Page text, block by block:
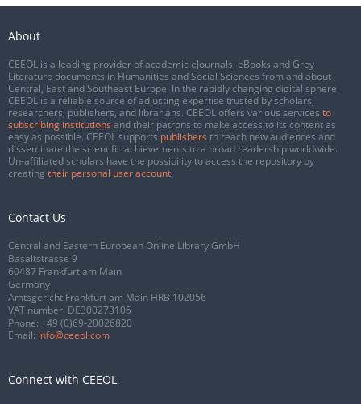
About
CEEOL is a leading provider of academic eJournals, eBooks and Grey
Literature documents in Humanities and Social Sciences from and about
Central, East and Southeast Europe. In the rapidly changing digital sphere
CEEOL is a reliable source of adjusting expertise trusted by scholars,
researchers, publishers, and librarians. CEEOL offers various services to
subscribing institutions and their patrons to make access to its content as
easy as possible. CEEOL supports publishers to reach new audiences and
disseminate the scientific achievements to a broad readership worldwide.
Un-affiliated scholars have the possibility to access the repository by
creating their personal user account.
Contact Us
Central and Eastern European Online Library GmbH
Basaltstrasse 9
60487 Frankfurt am Main
Germany
Amtsgericht Frankfurt am Main HRB 102056
VAT number: DE300273105
Phone: +49 (0)69-20026820
Email: info@ceeol.com
Connect with CEEOL